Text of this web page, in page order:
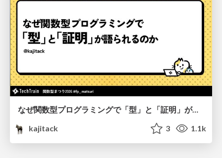
なぜ関数型プログラミングで「型」と「証明」が語られるのか #fp_matsuri
kajitack
3 1.1k